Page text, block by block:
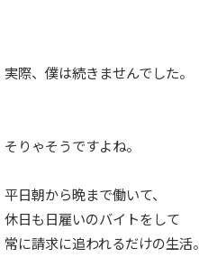
実際、僕は続きませんでした。
そりゃそうですよね。
平日朝から晩まで働いて、
休日も日雇いのバイトをして
常に請求に追われるだけの生活。